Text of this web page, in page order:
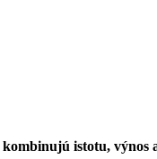
kombinujú istotu, výnos